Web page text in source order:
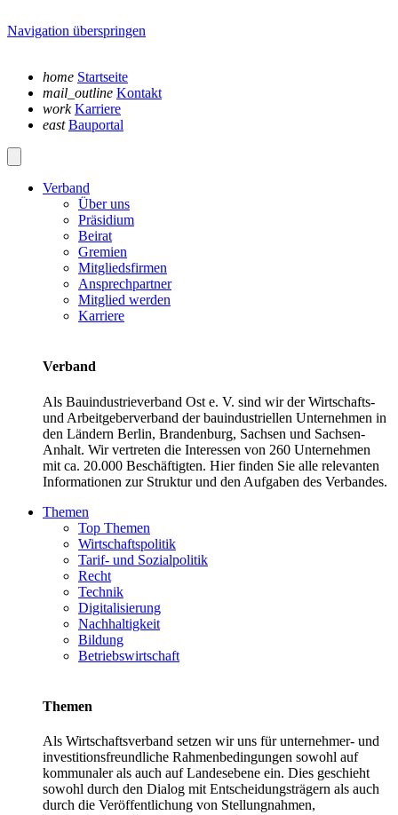
Navigation überspringen
home Startseite
mail_outline Kontakt
work Karriere
east Bauportal
Verband
Über uns
Präsidium
Beirat
Gremien
Mitgliedsfirmen
Ansprechpartner
Mitglied werden
Karriere
Verband
Als Bauindustrieverband Ost e. V. sind wir der Wirtschafts-
und Arbeitgeberverband der bauindustriellen Unternehmen in
den Ländern Berlin, Brandenburg, Sachsen und Sachsen-
Anhalt. Wir vertreten die Interessen von 260 Unternehmen
mit ca. 20.000 Beschäftigten. Hier finden Sie alle relevanten
Informationen zur Struktur und den Aufgaben des Verbandes.
Themen
Top Themen
Wirtschaftspolitik
Tarif- und Sozialpolitik
Recht
Technik
Digitalisierung
Nachhaltigkeit
Bildung
Betriebswirtschaft
Themen
Als Wirtschaftsverband setzen wir uns für unternehmer- und
investitionsfreundliche Rahmenbedingungen sowohl auf
kommunaler als auch auf Landesebene ein. Dies geschieht
sowohl durch den Dialog mit Entscheidungsträgern als auch
durch die Veröffentlichung von Stellungnahmen,